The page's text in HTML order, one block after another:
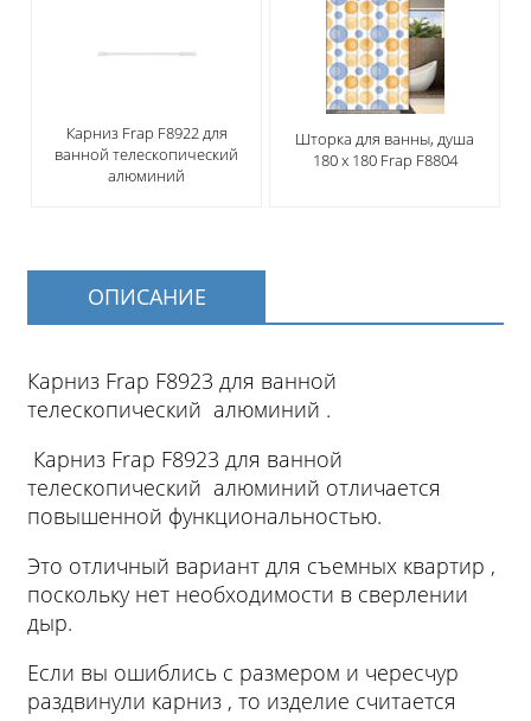
Карниз Frap F8922 для
ванной телескопический
алюминий
Шторка для ванны, душа
180 х 180 Frap F8804
ОПИСАНИЕ
Карниз Frap F8923 для ванной
телескопический алюминий .
Карниз Frap F8923 для ванной
телескопический алюминий отличается
повышенной функциональностью.
Это отличный вариант для съемных квартир ,
поскольку нет необходимости в сверлении
дыр.
Если вы ошиблись с размером и чересчур
раздвинули карниз , то изделие считается